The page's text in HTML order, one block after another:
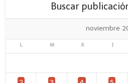
Buscar
noviembre
L M X J